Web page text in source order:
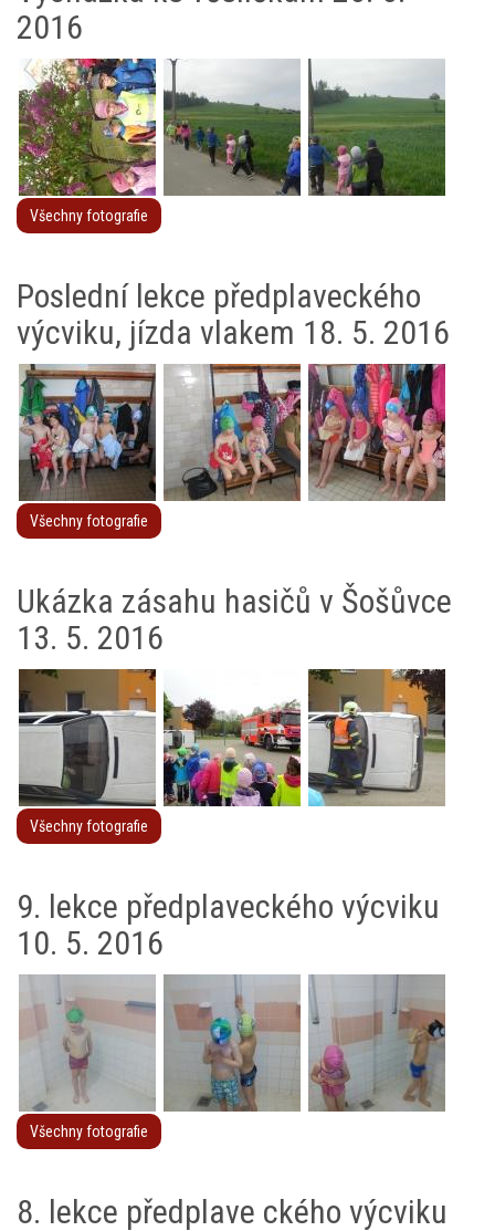
2016
Všechny fotografie
Poslední lekce předplaveckého
výcviku, jízda vlakem 18. 5. 2016
Všechny fotografie
Ukázka zásahu hasičů v Šošůvce
13. 5. 2016
Všechny fotografie
9. lekce předplaveckého výcviku
10. 5. 2016
Všechny fotografie
8. lekce předplave ckého výcviku